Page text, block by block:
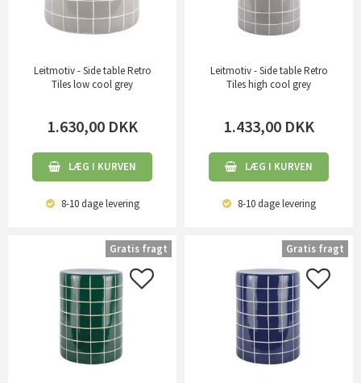
Leitmotiv - Side table Retro
Tiles low cool grey
1.630,00 DKK
LÆG I KURVEN
8-10 dagelevering
Leitmotiv - Side table Retro
Tiles high cool grey
1.433,00 DKK
LÆG I KURVEN
8-10 dagelevering
Gratis fragt Gratis fragt